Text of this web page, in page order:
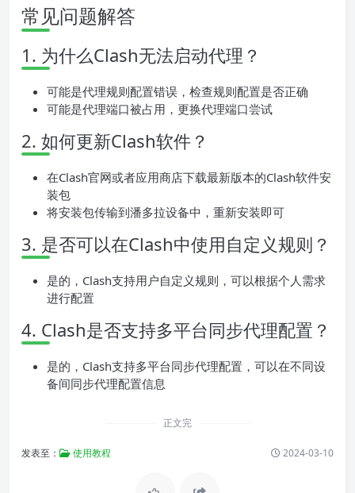
常见问题解答
1. 为什么Clash无法启动代理？
可能是代理规则配置错误，检查规则配置是否正确
可能是代理端口被占用，更换代理端口尝试
2. 如何更新Clash软件？
在Clash官网或者应用商店下载最新版本的Clash软件安
装包
将安装包传输到潘多拉设备中，重新安装即可
3. 是否可以在Clash中使用自定义规则？
是的，Clash支持用户自定义规则，可以根据个人需求
进行配置
4. Clash是否支持多平台同步代理配置？
是的，Clash支持多平台同步代理配置，可以在不同设
备间同步代理配置信息
正文完
发表至： 使用教程 2024-03-10